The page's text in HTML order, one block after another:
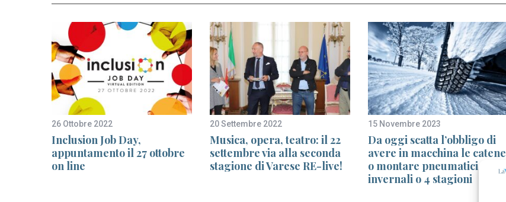
26 Ottobre 2022
Inclusion Job Day,
appuntamento il 27 ottobre
on line
20 Settembre 2022
Musica, opera, teatro: il 22
settembre via alla seconda
stagione di Varese RE-live!
15 Novembre 2023
Da oggi scatta l’obbligo di
avere in macchina le catene
o montare pneumatici
invernali o 4 stagioni